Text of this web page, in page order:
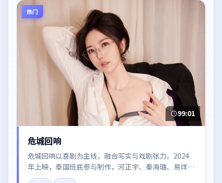
热门
99:01
危城回响
危城回响以喜剧为主线，融合写实与戏剧张力。2024
年上映，泰国班底参与制作，河正宇、秦海璐、易烊千
玺、梁朝伟在片中呈现细腻表演，影像风格统一，配乐